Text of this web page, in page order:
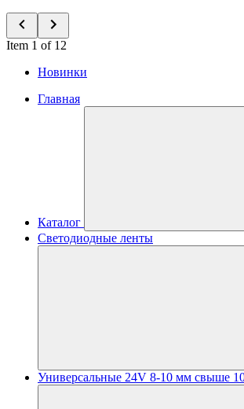
Item 1 of 12
Новинки
Главная
Каталог
Светодиодные ленты
Универсальные 24V 8-10 мм свыше